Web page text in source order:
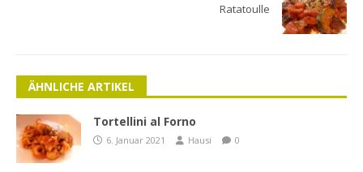
Ratatoulle
ÄHNLICHE ARTIKEL
Tortellini al Forno
6. Januar 2021 Hausi 0